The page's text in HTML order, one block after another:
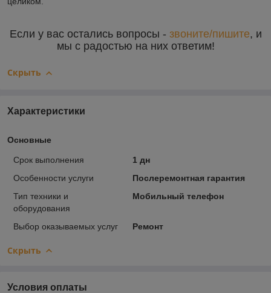
Если у вас остались вопросы - звоните/пишите, и
мы с радостью на них ответим!
Скрыть
Характеристики
Основные
Срок выполнения
1 дн
Особенности услуги
Послеремонтная гарантия
Тип техники и
оборудования
Мобильный телефон
Выбор оказываемых услуг Ремонт
Скрыть
Условия оплаты